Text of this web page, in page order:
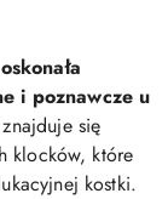
i poznawcze u
się
klocków, które
kostki.